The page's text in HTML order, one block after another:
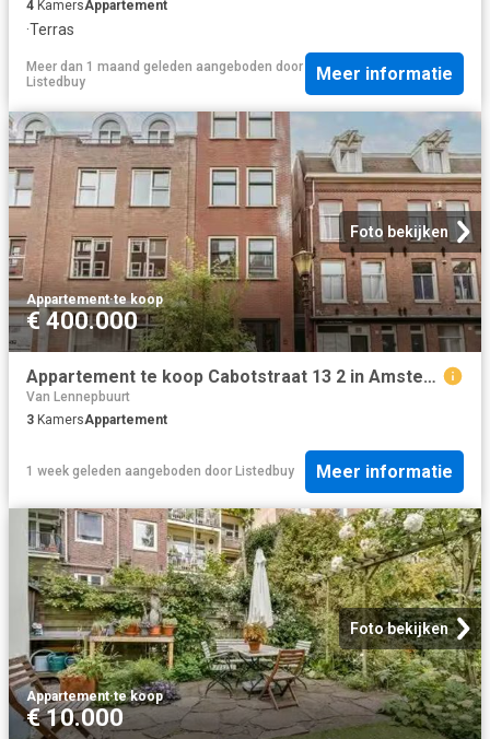
4 KamersAppartement
·Terras
Meer dan 1 maand geleden aangeboden door
Listedbuy
Meer informatie
Foto bekijken
Appartement·te koop
€ 400.000
Appartement te koop Cabotstraat 13 2 in Amsterdam voor € 400.000
Van Lennepbuurt
3 KamersAppartement
1 week geleden aangeboden door Listedbuy Meer informatie
Foto bekijken
Appartement·te koop
€ 10.000